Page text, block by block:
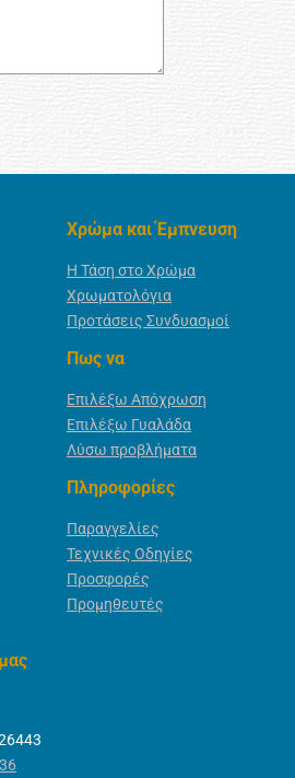
Χρώμα και Έμπνευση
Η Τάση στο Χρώμα
Χρωματολόγια
Προτάσεις Συνδυασμοί
Πως να
Επιλέξω Απόχρωση
Επιλέξω Γυαλάδα
Λύσω προβλήματα
Πληροφορίες
Παραγγελίες
Τεχνικές Οδηγίες
Προσφορές
Προμηθευτές